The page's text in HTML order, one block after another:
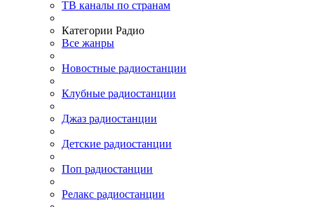
ТВ каналы по странам
Категории Радио
Все жанры
Новостные радиостанции
Клубные радиостанции
Джаз радиостанции
Детские радиостанции
Поп радиостанции
Релакс радиостанции